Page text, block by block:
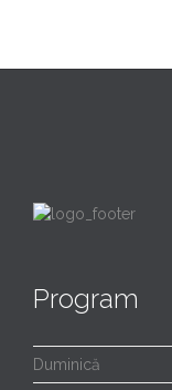
Program
Duminică